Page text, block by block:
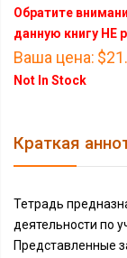
Обратите
данную книгу НЕ
Ваша цена:
Not In Stock
Краткая
Тетрадь
деятельности по
Представленные